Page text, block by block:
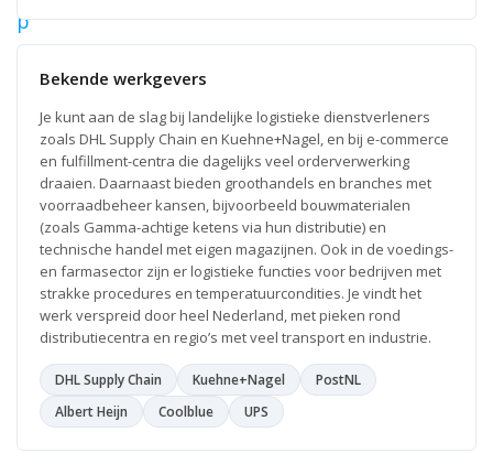
p
e
Naarden
L
e
e
v
e
r
d
e
Bekende werkgevers
Je kunt aan de slag bij landelijke logistieke dienstverleners
zoals DHL Supply Chain en Kuehne+Nagel, en bij e-commerce
en fulfillment-centra die dagelijks veel orderverwerking
draaien. Daarnaast bieden groothandels en branches met
voorraadbeheer kansen, bijvoorbeeld bouwmaterialen
(zoals Gamma-achtige ketens via hun distributie) en
technische handel met eigen magazijnen. Ook in de voedings-
en farmasector zijn er logistieke functies voor bedrijven met
strakke procedures en temperatuurcondities. Je vindt het
werk verspreid door heel Nederland, met pieken rond
distributiecentra en regio’s met veel transport en industrie.
DHL Supply Chain Kuehne+Nagel
PostNL
Albert Heijn
Coolblue UPS